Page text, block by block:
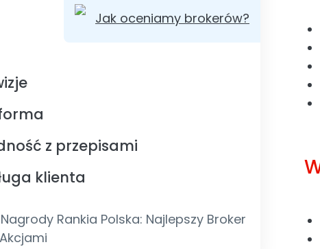
Jak oceniamy brokerów?
z przepisami
klienta
Rankia Polska: Najlepszy Broker